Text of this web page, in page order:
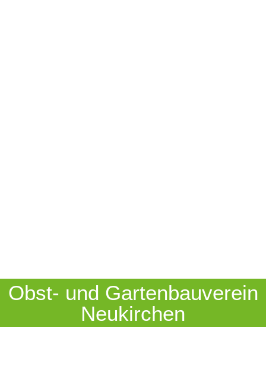
Obst- und Gartenbauverein
Neukirchen